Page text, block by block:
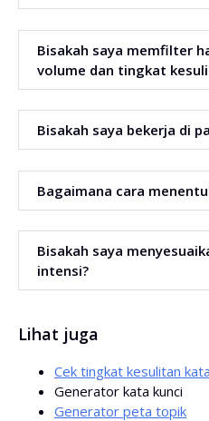
Ya. Pilih mode sebelum mulai.
pertanyaan.
Bisakah saya memfilter
volume dan tingkat
Ya. Pada pengaturan
tingkat kesulitan.
Bisakah saya bekerja di
Ya. Pilih lokasi. Hasilkan hasil
target.
Bagaimana cara
Aktifkan pengurutan
Pilih topik dengan potensi
Bisakah saya
intensi?
dengan kebutuhan pengguna.
Lihat juga
Cek tingkat kesulitan
Generator kata kunci
Generator peta topik